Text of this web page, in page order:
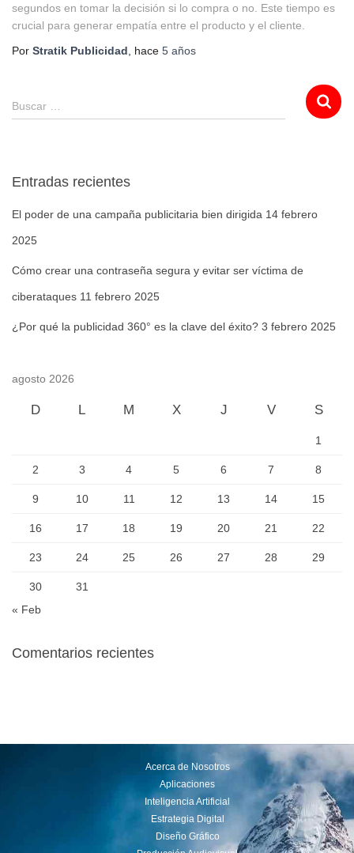
segundos en tomar la decisión si lo compra o no. Este tiempo es
crucial para generar empatía entre el producto y el cliente.
Por Stratik Publicidad , hace 5 años
Buscar …
Entradas recientes
El poder de una campaña publicitaria bien dirigida 14 febrero
2025
Cómo crear una contraseña segura y evitar ser víctima de
ciberataques 11 febrero 2025
¿Por qué la publicidad 360° es la clave del éxito? 3 febrero 2025
agosto 2026
D L M X J V S
1
2 3 4 5 6 7 8
9 10 11 12 13 14 15
16 17 18 19 20 21 22
23 24 25 26 27 28 29
30
31
« Feb
Comentarios recientes
Acerca de Nosotros
Aplicaciones
Inteligencia Artificial
Estrategia Digital
Diseño Gráfico